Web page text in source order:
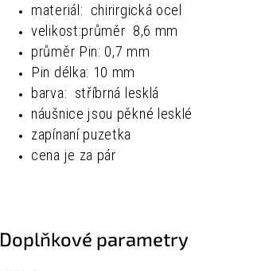
materiál: chirirgická ocel
velikost:průměr 8,6 mm
průměr Pin: 0,7 mm
Pin délka: 10 mm
barva: stříbrná lesklá
náušnice jsou pěkné lesklé
zapínaní puzetka
cena je za pár
Doplňkové parametry